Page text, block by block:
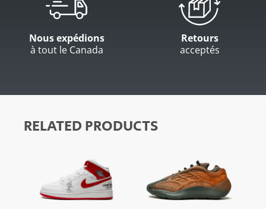
Nous expédions
à tout le Canada
Retours
acceptés
RELATED PRODUCTS